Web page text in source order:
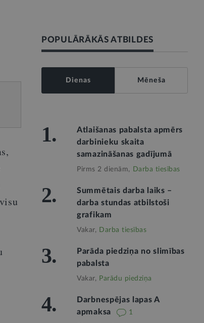
POPULĀRĀKĀS ATBILDES
Dienas Mēneša
1.
Atlaišanas pabalsta apmērs
darbinieku skaita
samazināšanas gadījumā
Pirms 2 dienām, Darba tiesības
2.
Summētais darba laiks –
darba stundas atbilstoši
grafikam
Vakar, Darba tiesības
3.
Parāda piedziņa no slimības
pabalsta
Vakar, Parādu piedziņa
4.
Darbnespējas lapas A
apmaksa
1